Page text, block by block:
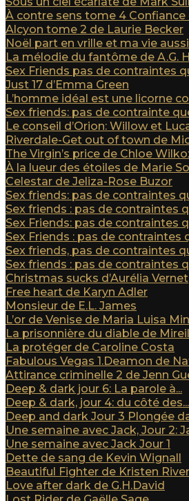
À contre sens tome 4 Confiance
Alcyon tome 2 de Laurie Becker
Noël part en vrille et ma vie
La mélodie du fantôme de A.G.
Sex Friends pas de contraintes
Just 17 d’Emma Green
L’homme idéal est une licorne
Sex friends: pas de contrainte
Le conseil d’Orion: Willow et
Riverdale-Get out of town de
The Virgin’s price de Chloe
À la lueur des étoiles de Marie
Celestar de Jeliza-Rose Buzor
Sex friends: pas de contraintes
Sex friends : pas de contraintes
Sex Friends: pas de contraintes
Sex Friends : pas de contraintes
Sex friends, pas de contraintes
Sex friends : pas de contraintes
Christmas sucks d’Aurélia Vernet
Free heart de Karyn Adler
Monsieur de E.L. James
L’or de Venise de Maria Luisa
La prisonnière du diable de
La protéger de Caroline Costa
Fabulous Vegas 1.Deamon de
Attirance criminelle 2 de Jenn
Deep & dark jour 6: La parole à...
Deep & dark, jour 4: du côté des...
Deep and dark Jour 3 Plongée
Une semaine avec Jack, Jour 2:
Une semaine avec Jack Jour 1
Dette de sang de Kevin Wignall
Beautiful Fighter de Kristen
Love after dark de G.H.David